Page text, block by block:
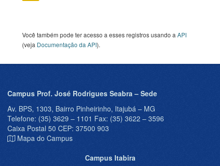
Você também pode ter acesso a esses registros usando a API
(veja Documentação da API).
Campus Prof. José Rodrigues Seabra – Sede
Av. BPS, 1303, Bairro Pinheirinho, Itajubá – MG
Telefone: (35) 3629 – 1101 Fax: (35) 3622 – 3596
Caixa Postal 50 CEP: 37500 903
Mapa do Campus
Campus Itabira